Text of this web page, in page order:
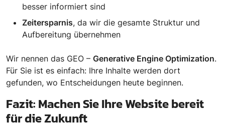
besser informiert sind
Zeitersparnis, da wir die gesamte Struktur und
Aufbereitung übernehmen
Wir nennen das GEO – Generative Engine Optimization.
Für Sie ist es einfach: Ihre Inhalte werden dort
gefunden, wo Entscheidungen heute beginnen.
Fazit: Machen Sie Ihre Website bereit
für die Zukunft